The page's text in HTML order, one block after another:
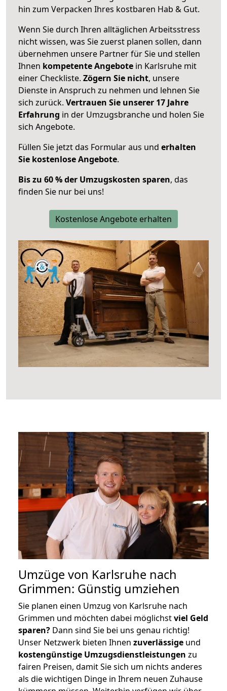
hin zum Verpacken Ihres kostbaren Hab & Gut.
Wenn Sie durch Ihren alltäglichen Arbeitsstress
nicht wissen, was Sie zuerst planen sollen, dann
übernehmen unsere Partner für Sie und stellen
Ihnen kompetente Angebote in Karlsruhe mit
einer Checkliste. Zögern Sie nicht, unsere
Dienste in Anspruch zu nehmen und lehnen Sie
sich zurück. Vertrauen Sie unserer 17 Jahre
Erfahrung in der Umzugsbranche und holen Sie
sich Angebote.
Füllen Sie jetzt das Formular aus und erhalten
Sie kostenlose Angebote.
Bis zu 60 % der Umzugskosten sparen, das
finden Sie nur bei uns!
Kostenlose Angebote erhalten
Umzüge von Karlsruhe nach
Grimmen: Günstig umziehen
Sie planen einen Umzug von Karlsruhe nach
Grimmen und möchten dabei möglichstviel Geld
sparen? Dann sind Sie bei uns genau richtig!
Unser Netzwerk bieten Ihnen zuverlässige und
kostengünstige Umzugsdienstleistungen zu
fairen Preisen, damit Sie sich um nichts anderes
als die wichtigen Dinge in Ihrem neuen Zuhause